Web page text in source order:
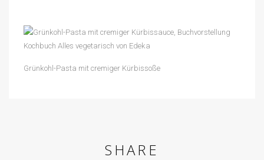
Grünkohl-Pasta mit cremiger Kürbissoße
SHARE